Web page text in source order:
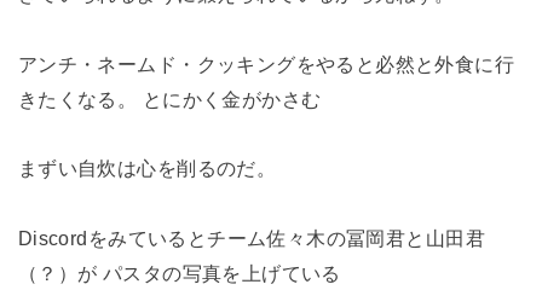
アンチ・ネームド・クッキングをやると必然と外食に行
きたくなる。 とにかく金がかさむ
まずい自炊は心を削るのだ。
Discordをみているとチーム佐々木の冨岡君と山田君
（？）が パスタの写真を上げている